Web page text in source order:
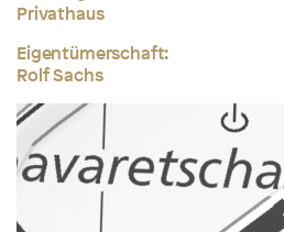
Privathaus
Eigentümerschaft:
Rolf Sachs